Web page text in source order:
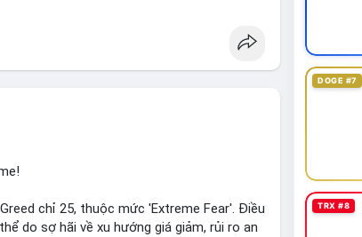
và các yếu tố cạnh tranh để đưa ra
#jpmorgan
chỉ 25, thuộc mức 'Extreme Fear'. Điều
do sợ hãi về xu hướng giá giảm, rủi ro an
DOGE #7
TRX #8